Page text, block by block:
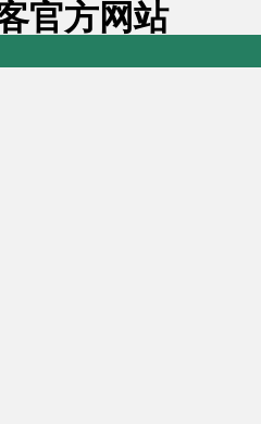
官方网站